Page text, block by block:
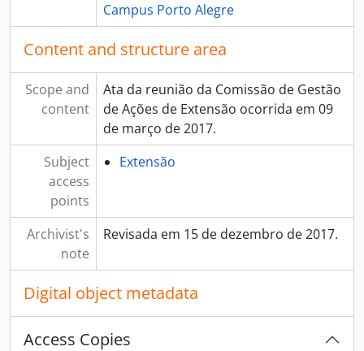
Campus Porto Alegre
Content and structure area
Scope and
content
Ata da reunião da Comissão de Gestão
de Ações de Extensão ocorrida em 09
de março de 2017.
Subject
access
points
Extensão
Archivist's
note
Revisada em 15 de dezembro de 2017.
Digital object metadata
Access Copies